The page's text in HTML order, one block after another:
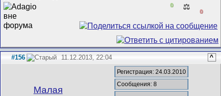
0 ⚖️
0
#156 11.12.2013, 22:04 ^
Малая
Регистрация: 24.03.2010
Сообщения: 8